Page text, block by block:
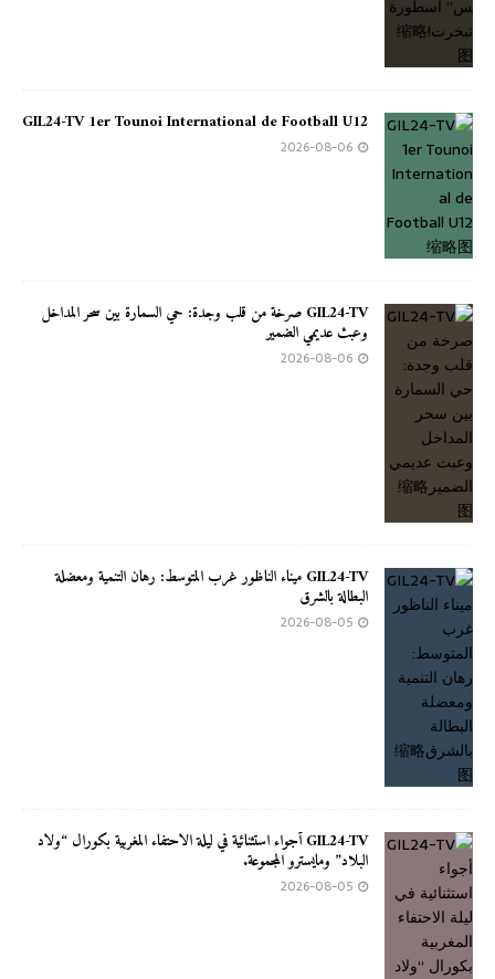
GIL24-TV 1er Tounoi International de Football U12
2026-08-06
GIL24-TV صرخة من قلب وجدة: حي السمارة بين سحر المداخل
وعبث عديمي الضمير
2026-08-06
GIL24-TV ميناء الناظور غرب المتوسط: رهان التنمية ومعضلة
البطالة بالشرق
2026-08-05
GIL24-TV أجواء استثنائية في ليلة الاحتفاء المغربية بكورال “ولاد
البلاد” ومايسترو المجموعة.
2026-08-05